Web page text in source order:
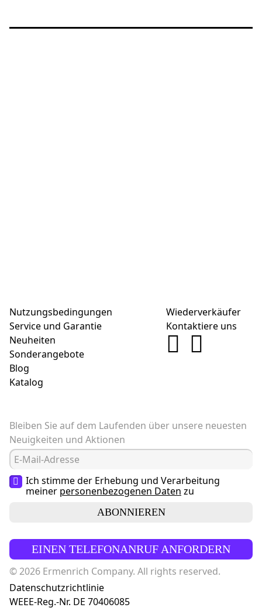
Nutzungsbedingungen
Service und Garantie
Neuheiten
Sonderangebote
Blog
Katalog
Wiederverkäufer
Kontaktiere uns
Bleiben Sie auf dem Laufenden über unsere neuesten
Neuigkeiten und Aktionen
Ich stimme der Erhebung und Verarbeitung
meiner personenbezogenen Daten zu
ABONNIEREN
EINEN TELEFONANRUF ANFORDERN
© 2026 Ermenrich Company. All rights reserved.
Datenschutzrichtlinie
WEEE-Reg.-Nr. DE 70406085